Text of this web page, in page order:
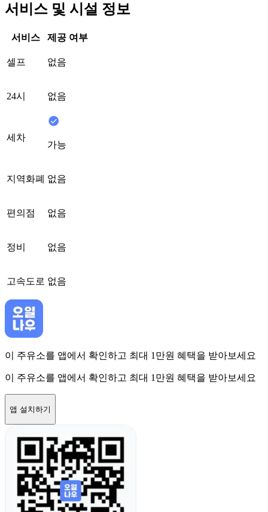
서비스 및 시설 정보
서비스 제공 여부
셀프 없음
24시 없음
세차
가능
지역화폐 없음
편의점 없음
정비 없음
고속도로 없음
이 주유소를 앱에서 확인하고 최대 1만원 혜택을 받아보세요
이 주유소를 앱에서 확인하고 최대 1만원 혜택을 받아보세요
앱 설치하기